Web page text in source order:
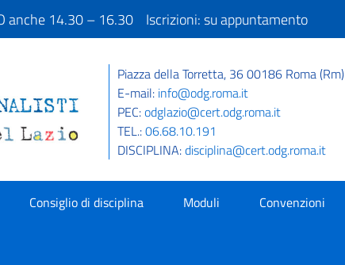
anche 14.30 – 16.30 Iscrizioni: su appuntamento
Piazza della Torretta, 36 00186 Roma (Rm)
E-mail: info@odg.roma.it
PEC:odglazio@cert.odg.roma.it
TEL.:06.68.10.191
DISCIPLINA:disciplina@cert.odg.roma.it
Consiglio di disciplina Moduli Convenzioni